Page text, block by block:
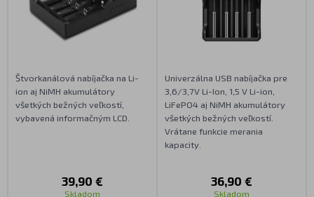
Štvorkanálová nabíjačka na Li-
ion aj NiMH akumulátory
všetkých bežných veľkostí,
vybavená informačným LCD.
39,90 €
Skladom
Univerzálna USB nabíjačka pre
3,6/3,7V Li-Ion, 1,5 V Li-ion,
LiFePO4 aj NiMH akumulátory
všetkých bežných veľkostí.
Vrátane funkcie merania
kapacity.
36,90 €
Skladom